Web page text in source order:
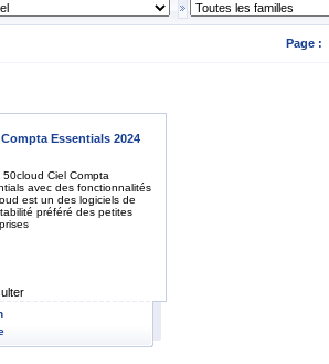
Page :
Essentials 2024
50cloud Ciel Compta
avec des fonctionnalités
est un des logiciels de
préféré des petites